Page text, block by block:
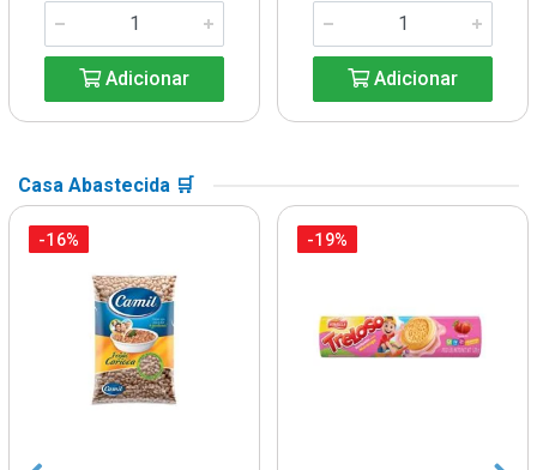
Adicionar Adicionar
Casa Abastecida 🛒
-16% -19%